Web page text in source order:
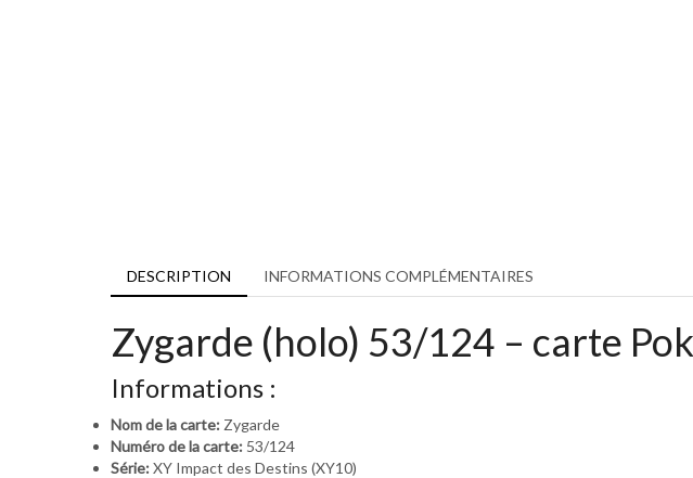
DESCRIPTION INFORMATIONS COMPLÉMENTAIRES
Zygarde (holo) 53/124 – carte
Informations :
Nom de la carte: Zygarde
Numéro de la carte: 53/124
Série:XY Impact des Destins (XY10)